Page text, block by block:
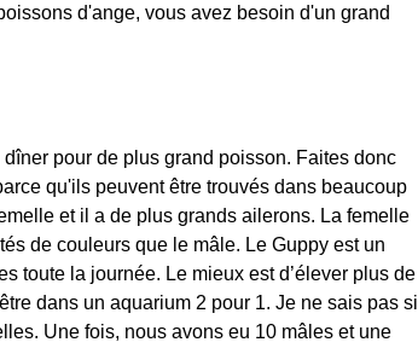
d'ange, vous avez besoin d'un grand
pour de plus grand poisson. Faites donc
qu'ils peuvent être trouvés dans beaucoup
et il a de plus grands ailerons. La femelle
de couleurs que le mâle. Le Guppy est un
toute la journée. Le mieux est d’élever plus de
dans un aquarium 2 pour 1. Je ne sais pas si
Une fois, nous avons eu 10 mâles et une